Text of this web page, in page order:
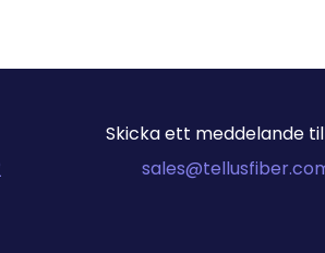
Skicka ett meddelande